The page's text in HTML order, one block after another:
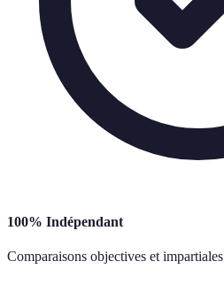
100% Indépendant
Comparaisons objectives et impartiales